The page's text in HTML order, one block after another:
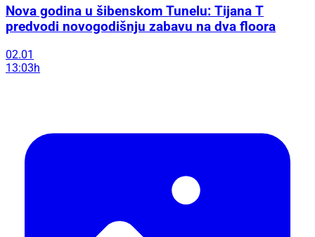
Nova godina u šibenskom Tunelu: Tijana T
predvodi novogodišnju zabavu na dva floora
02.01
13:03h